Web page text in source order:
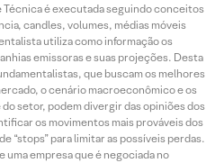
Técnica é executada seguindo conceitos
candles, volumes, médias móveis
utiliza como informação os
emissoras e suas projeções. Desta
que buscam os melhores
o cenário macroeconômico e os
setor, podem divergir das opiniões dos
os movimentos mais prováveis dos
“stops” para limitar as possíveis perdas.
uma empresa que é negociada no